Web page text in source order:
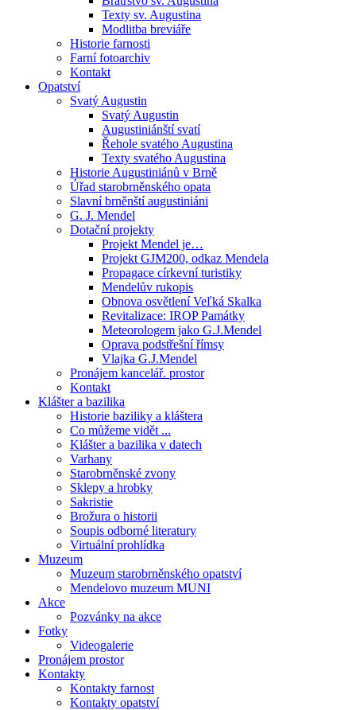
Texty sv. Augustina
Modlitba breviáře
Historie farnosti
Farní fotoarchiv
Kontakt
Opatství
Svatý Augustin
Svatý Augustin
Augustiniánští svatí
Řehole svatého Augustina
Texty svatého Augustina
Historie Augustiniánů v Brně
Úřad starobrněnského opata
Slavní brněnští augustiniáni
G. J. Mendel
Dotační projekty
Projekt Mendel je…
Projekt GJM200, odkaz Mendela
Propagace církevní turistiky
Mendelův rukopis
Obnova osvětlení Veľká Skalka
Revitalizace: IROP Památky
Meteorologem jako G.J.Mendel
Oprava podstřešní římsy
Vlajka G.J.Mendel
Pronájem kancelář. prostor
Kontakt
Klášter a bazilika
Historie baziliky a kláštera
Co můžeme vidět ...
Klášter a bazilika v datech
Varhany
Starobrněnské zvony
Sklepy a hrobky
Sakristie
Brožura o historii
Soupis odborné literatury
Virtuální prohlídka
Muzeum
Muzeum starobrněnského opatství
Mendelovo muzeum MUNI
Akce
Pozvánky na akce
Fotky
Videogalerie
Pronájem prostor
Kontakty
Kontakty farnost
Kontakty opatství